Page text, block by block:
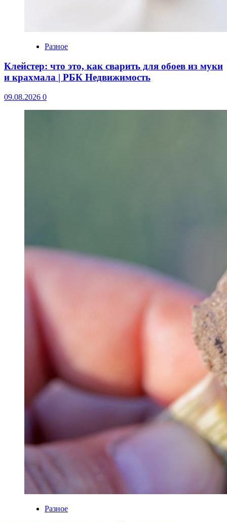
Разное
Клейстер: что это, как сварить для обоев из муки
и крахмала | РБК Недвижимость
09.08.2026 0
Разное